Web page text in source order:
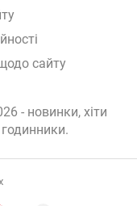
сайту
- новинки, хіти
.